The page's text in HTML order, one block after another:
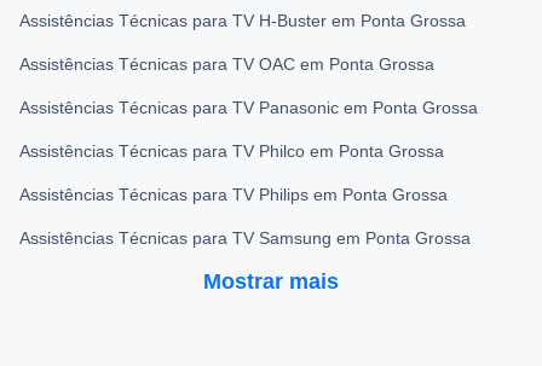
Assistências Técnicas para TV H-Buster em Ponta Grossa
Assistências Técnicas para TV OAC em Ponta Grossa
Assistências Técnicas para TV Panasonic em Ponta Grossa
Assistências Técnicas para TV Philco em Ponta Grossa
Assistências Técnicas para TV Philips em Ponta Grossa
Assistências Técnicas para TV Samsung em Ponta Grossa
Mostrar mais